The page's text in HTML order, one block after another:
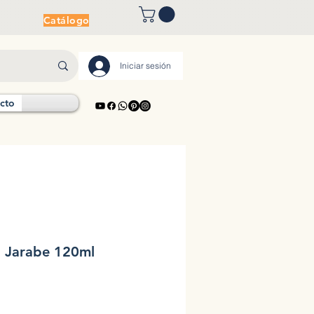
Catálogo
Iniciar sesión
120ml